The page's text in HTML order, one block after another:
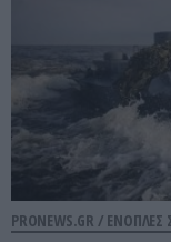
PRONEWS.GR / ΕΝΟΠΛΕΣ